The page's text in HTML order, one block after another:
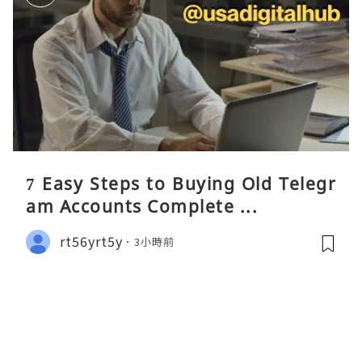
7 Easy Steps to Buying Old Telegr
am Accounts Complete ...
rt56yrt5y 3小時前